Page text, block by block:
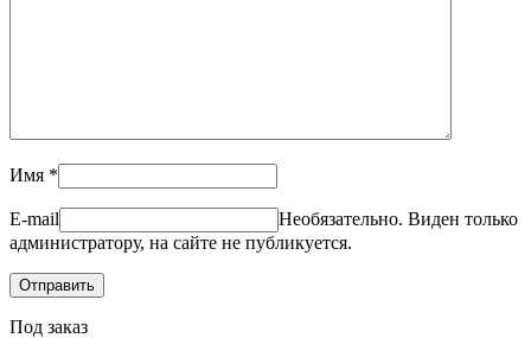
Имя *
E-mail
Необязательно. Виден только
администратору, на сайте не публикуется.
Под заказ